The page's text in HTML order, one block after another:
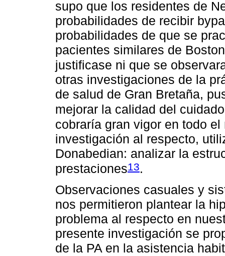
supo que los residentes de
probabilidades de recibir
probabilidades de que se
pacientes similares de
justificase ni que se
otras investigaciones de la
de salud de Gran Bretaña,
mejorar la calidad del
cobraría gran vigor en todo
investigación al respecto,
Donabedian: analizar la
prestaciones13.
Observaciones casuales y
nos permitieron plantear la
problema al respecto en
presente investigación se
de la PA en la asistencia